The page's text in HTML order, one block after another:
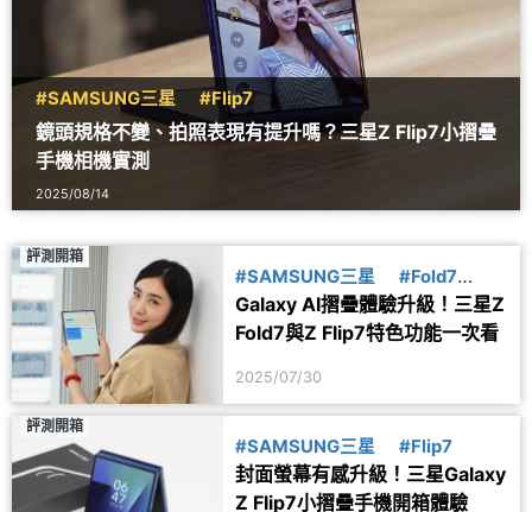
#SAMSUNG三星 #Flip7
鏡頭規格不變、拍照表現有提升嗎？三星Z Flip7小摺疊
手機相機實測
2025/08/14
評測開箱
#SAMSUNG三星
#Fold7
#Flip7
Galaxy AI摺疊體驗升級！三星Z
Fold7與Z Flip7特色功能一次看
2025/07/30
評測開箱
#SAMSUNG三星 #Flip7
封面螢幕有感升級！三星Galaxy
Z Flip7小摺疊手機開箱體驗